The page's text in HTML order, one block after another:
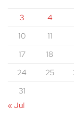
3
4
10
11
17
18
24
25
31
« Jul